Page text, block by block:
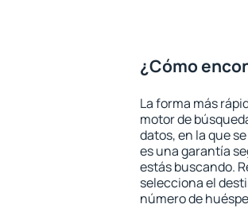
¿Cómo
La forma más
motor de
datos, en la que
es una garantía
estás buscando.
selecciona el
número de